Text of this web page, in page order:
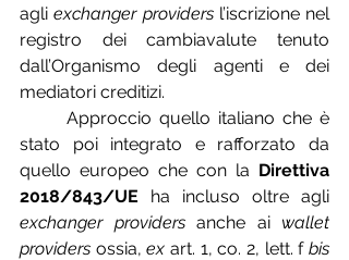
agli exchanger providers l’iscrizione nel
registro dei cambiavalute tenuto
dall’Organismo degli agenti e dei
stato poi integrato e rafforzato da
quello europeo che con la Direttiva
2018/843/UE
exchanger providers anche ai wallet
providers ossia, ex art. 1, co. 2, lett. f bis